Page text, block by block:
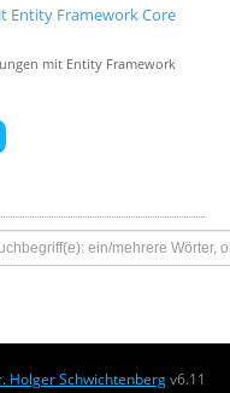
Entity Framework Core
mit Entity Framework
Holger Schwichtenbergv6.11